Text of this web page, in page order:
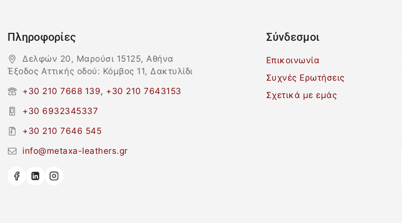
Πληροφορίες
Δελφών 20, Μαρούσι 15125, Αθήνα
Έξοδος Αττικής οδού: Κόμβος 11, Δακτυλίδι
+30 210 7668 139, +30 210 7643153
+30 6932345337
+30 210 7646 545
info@metaxa-leathers.gr
Σύνδεσμοι
Επικοινωνία
Συχνές Ερωτήσεις
Σχετικά με εμάς